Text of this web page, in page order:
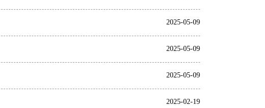
2025-05-09
2025-05-09
2025-05-09
2025-02-19